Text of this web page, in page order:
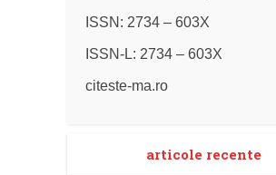
ISSN: 2734 – 603X
ISSN-L: 2734 – 603X
citeste-ma.ro
articole recente